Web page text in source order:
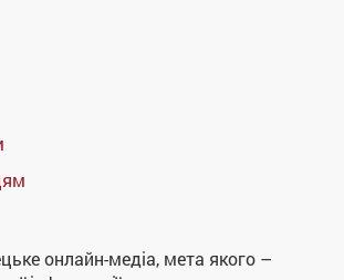
онлайн-медіа, мета якого –